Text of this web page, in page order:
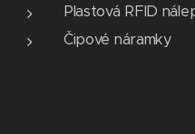
Plastová RFID
Čipové náramky